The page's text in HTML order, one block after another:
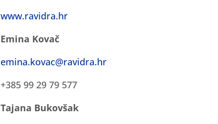
www.ravidra.hr
Emina Kovač
emina.kovac@ravidra.hr
+385 99 29 79 577
Tajana Bukovšak